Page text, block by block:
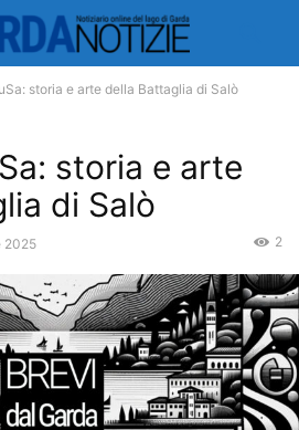
storia e arte della Battaglia di Salò
storia e arte
di Salò
2025 2